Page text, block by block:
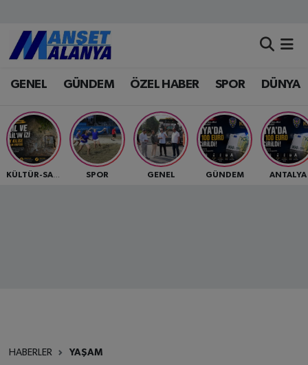
GENEL GÜNDEM ÖZEL HABER SPOR DÜNYA
KÜLTÜR-SANAT SPOR GENEL GÜNDEM ANTALYA
HABERLER YAŞAM
Antalya Nöbetçi Eczaneler
Antalya Hava Durumu
Antalya Namaz Vakitleri
Antalya Trafik Yoğunluk Haritası